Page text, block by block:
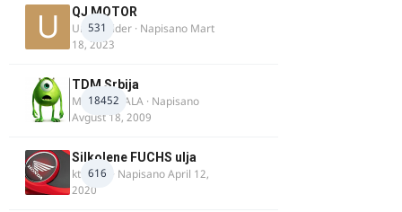
531
QJ MOTOR
Urban Rider · Napisano Mart
18, 2023
18452
TDM Srbija
MURICAMALA · Napisano
Avgust 18, 2009
616
Silkolene FUCHS ulja
ktm600 · NapisanoApril 12,
2020